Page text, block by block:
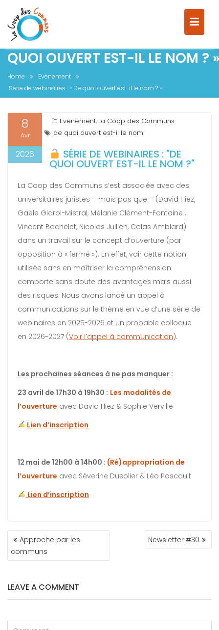
SÉRIE DE WEBINAIRES : « DE
QUOI OUVERT EST-IL LE NOM ?
Home
Evènement
Série de webinaires : « De quoi ouvert est-il le nom ? »
8
Avr
2026
Evènement, La Coop des Communs
de quoi ouvert est-il le nom
SÉRIE DE WEBINAIRES : "DE
QUOI OUVERT EST-IL LE NOM ?"
La Coop des Communs s’est associée avec des
universitaires juristes – mais pas que – (David Hiez,
Gaële Gidrol-Mistral, Mélanie Clément-Fontaine ,
Vincent Bachelet, Nicolas Jullien, Colas Amblard)
dans un travail sur le concept d’ouverture (par
opposition à « fermé »). En effet, voir cette notion
utilisée sans en maîtriser la compréhension
comporte sans doute des avantages mais aussi
des risques. Nous avons lancé un appel à
communications sur le thème en vue d’une série de
webinaires en 2025-2026 et un probable colloque
en 2026-2027 (Voir l’appel à communication).
Les prochaines séances à ne pas manquer :
23 avril de 17h30 à 19h30 : Les modalités de
l’ouverture avec David Hiez & Sophie Verville
Lien d’inscription
12 mai de 12h00 à 14h00 : (Ré)appropriation de
l’ouverture avec Séverine Dusolier & Léo Pascault
Lien d’inscription
Approche par les
communs
Newsletter #30
LEAVE A COMMENT